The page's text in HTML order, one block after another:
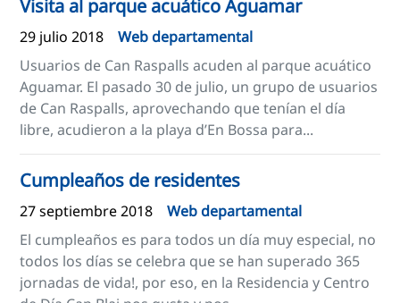
Visita al parque acuático Aguamar
29 julio 2018
Web departamental
Usuarios de Can Raspalls acuden al parque acuático
Aguamar. El pasado 30 de julio, un grupo de usuarios
de Can Raspalls, aprovechando que tenían el día
libre, acudieron a la playa d’En Bossa para...
Cumpleaños de residentes
27 septiembre 2018
Web departamental
El cumpleaños es para todos un día muy especial, no
todos los días se celebra que se han superado 365
jornadas de vida!, por eso, en la Residencia y Centro